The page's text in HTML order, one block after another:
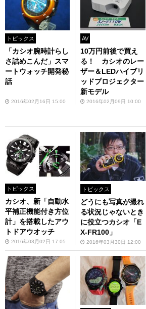
トピックス
「カシオ腕時計らし
さ詰めこんだ」スマ
ートウォッチ開発秘
話
2016年02月16日 15:00
AV
10万円前後で買え
る！ カシオのレー
ザー＆LEDハイブリ
ッドプロジェクター
新モデル
2016年02月09日 10:00
トピックス
カシオ、新「自動水
平補正機能付き方位
計」を搭載したアウ
トドアウオッチ
2016年03月02日 17:05
トピックス
どうにも写真が撮れ
る状況じゃないとき
に役立つカシオ「E
X-FR100」
2016年03月30日 12:00